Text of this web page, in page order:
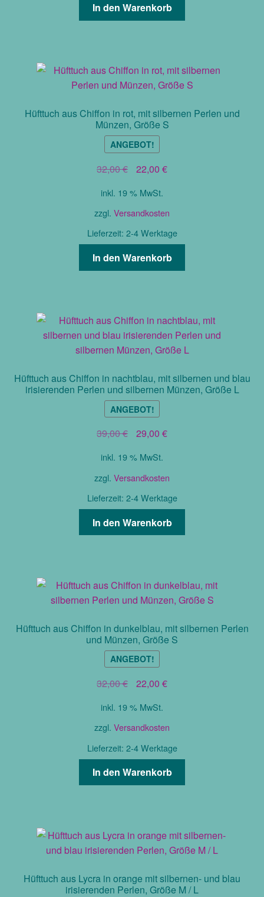
In den Warenkorb
Hüfttuch aus Chiffon in rot, mit silbernen Perlen und
Münzen, Größe S
ANGEBOT!
32,00€
Ursprünglicher
war:
32,00 €
22,00 €Aktueller
22,00 €.
inkl. 19 % MwSt.
zzgl. Versandkosten
Lieferzeit: 2-4 Werktage
In den Warenkorb
Hüfttuch aus Chiffon in nachtblau, mit silbernen und blau
irisierenden Perlen und silbernen Münzen, Größe L
ANGEBOT!
39,00€
Ursprünglicher
war:
39,00 €
29,00 €Aktueller
29,00 €.
inkl. 19 % MwSt.
zzgl. Versandkosten
Lieferzeit: 2-4 Werktage
In den Warenkorb
Hüfttuch aus Chiffon in dunkelblau, mit silbernen Perlen
und Münzen, Größe S
ANGEBOT!
32,00€
Ursprünglicher
war:
32,00 €
22,00 €Aktueller
22,00 €.
inkl. 19 % MwSt.
zzgl. Versandkosten
Lieferzeit: 2-4 Werktage
In den Warenkorb
Hüfttuch aus Lycra in orange mit silbernen- und blau
irisierenden Perlen, Größe M / L